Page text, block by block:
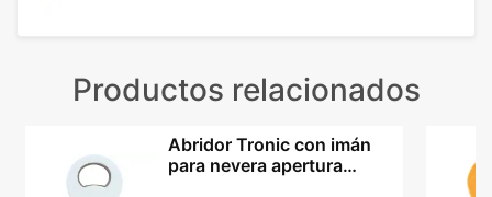
Productos relacionados
Abridor Tronic con imán
para nevera apertura